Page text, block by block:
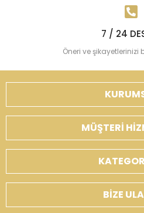
7 / 24
Öneri ve şikayetlerinizi
MÜŞTERİ
BİZE